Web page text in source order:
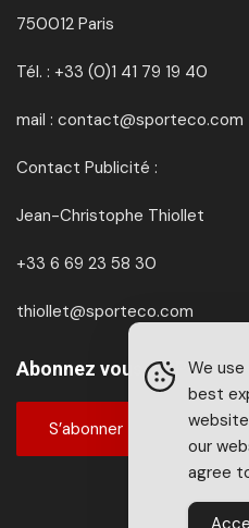
750012 Paris
Tél. : +33 (0)1 41 79 19 40
mail : contact@sporteco.com
Contact Publicité :
Jean-Christophe Thiollet
+33 6 69 23 58 30
thiollet@sporteco.com
Abonnez vous à
S’abonner
We
best
our
agree